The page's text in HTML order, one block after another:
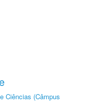
Ciências (Câmpus